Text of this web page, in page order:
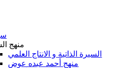
منهج
السيرة الذاتية و الانتاج العلمي
منهج أحمد عبده عوض